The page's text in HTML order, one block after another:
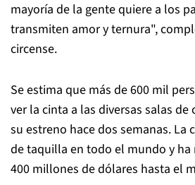
mayoría de la gente quiere a los
transmiten amor y ternura",
circense.
Se estima que más de 600 mil
ver la cinta a las diversas salas de
su estreno hace dos semanas. La
de taquilla en todo el mundo y ha
400 millones de dólares hasta el